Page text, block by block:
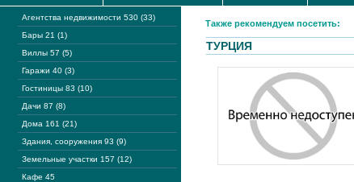
Агентства недвижимости 530 (33)
Бары 21 (1)
Виллы 57 (5)
Гаражи 40 (3)
Гостиницы 83 (10)
Дачи 87 (8)
Дома 161 (21)
Здания, сооружения 93 (9)
Земельные участки 157 (12)
Кафе 45
Также рекомендуем посетить:
ТУРЦИЯ